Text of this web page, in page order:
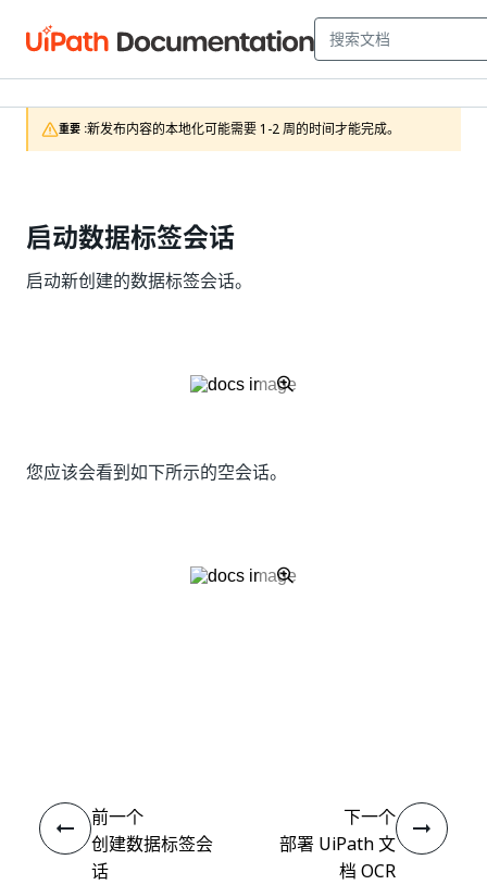
重要 :新发布内容的本地化可能需要 1-2 周的时间才能完成。
启动数据标签会话
启动新创建的数据标签会话。
您应该会看到如下所示的空会话。
前一个
创建数据标签会
话
下一个
部署 UiPath 文
档 OCR